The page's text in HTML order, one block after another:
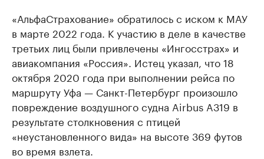
«АльфаСтрахование» обратилось с иском к МАУ
в марте 2022 года. К участию в деле в качестве
третьих лиц были привлечены «Ингосстрах» и
авиакомпания «Россия». Истец указал, что 18
октября 2020 года при выполнении рейса по
маршруту Уфа — Санкт-Петербург произошло
повреждение воздушного судна Airbus A319 в
результате столкновения с птицей
«неустановленного вида» на высоте 369 футов
во время взлета.